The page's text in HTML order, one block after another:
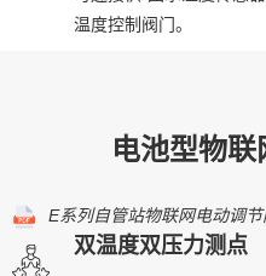
温度控制阀门。
电池型物联
E系列自管站物联网电动调
双温度双压力测点